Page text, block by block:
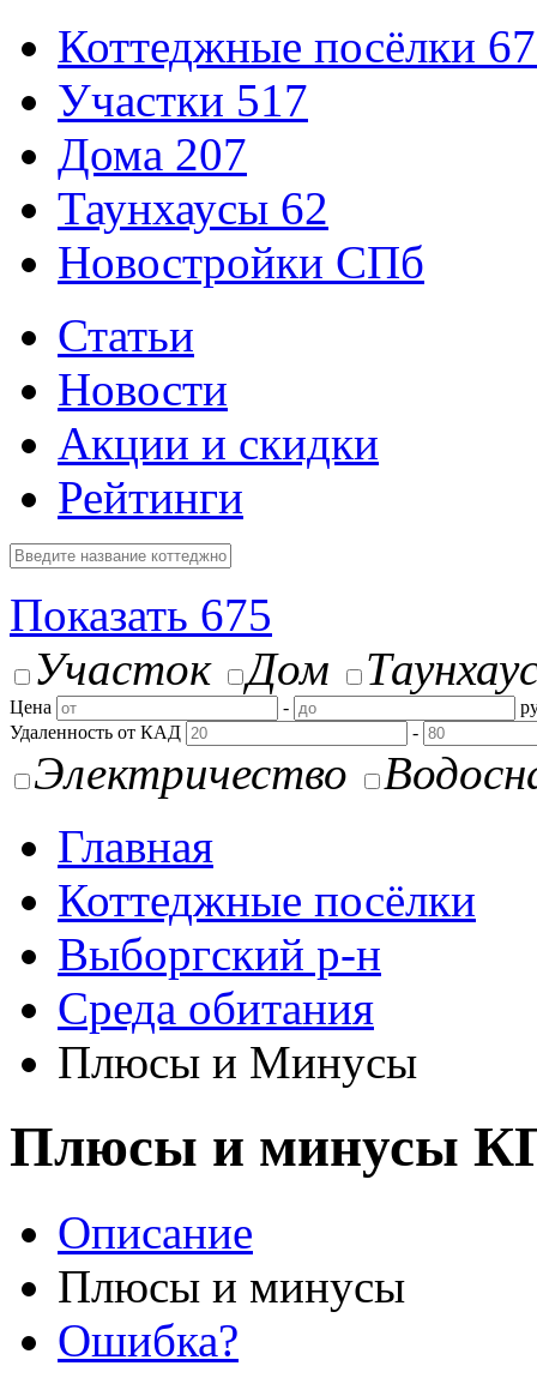
Коттеджные посёлки
Участки 517
Дома 207
Таунхаусы 62
Новостройки СПб
Статьи
Новости
Акции и скидки
Рейтинги
Показать 675
Участок
Дом
Цена -
Удаленность от КАД
-
Электричество
Главная
Коттеджные посёлки
Выборгский р-н
Среда обитания
Плюсы и Минусы
Плюсы и минусы
Описание
Плюсы и минусы
Ошибка?